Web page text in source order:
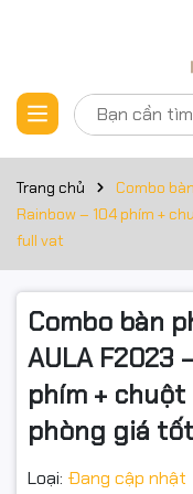
Trang chủ
Combo
Rainbow – 104 phím +
full vat
Combo bàn
AULA F2023
phím +
phòng giá
Loại: Đang cập nhật
Thông số
Combo bàn phím và
– 104 phím + chuột 6
📝 Mô tả ngắn
Combo AULA F2023
chuột gaming 6 nút,
thiết kế góc cạnh
phòng máy, học sinh –
đẹp với chi phí dễ chịu.
🌟 Đặc điểm nổi bật
⌨️ Bàn phím giả cơ
Đặt trước